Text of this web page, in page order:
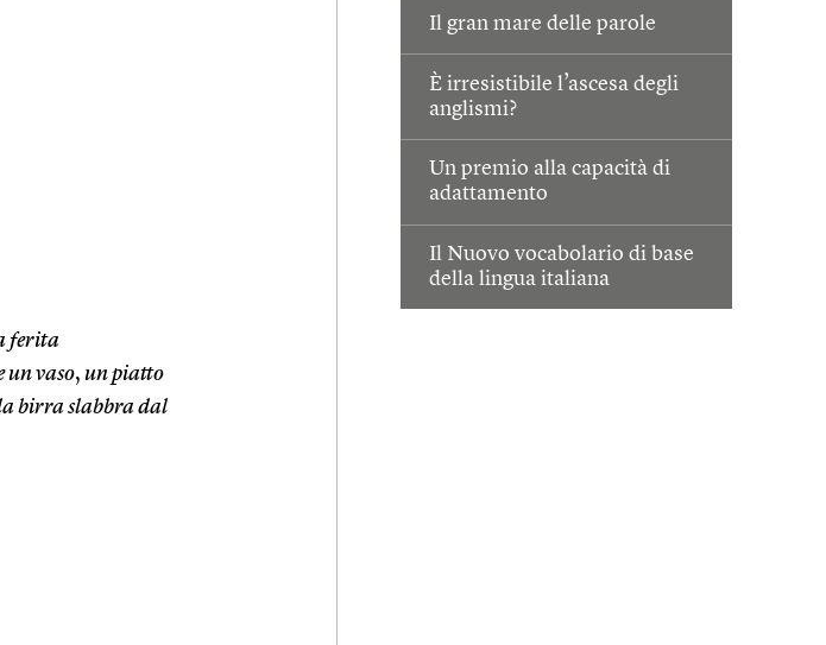
Il gran mare delle parole
È irresistibile l’ascesa degli
anglismi?
Un premio alla capacità di
adattamento
Il Nuovo vocabolario di base
della lingua italiana
ferita
un vaso, un piatto
birra slabbra dal